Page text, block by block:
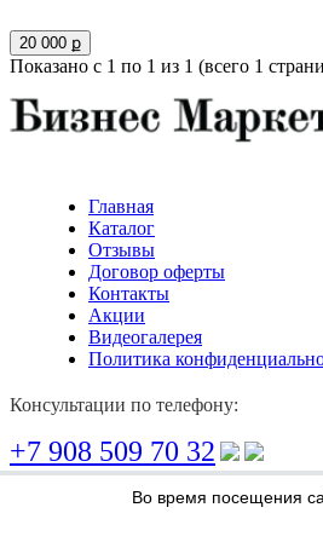
20 000 ք
Показано с 1 по 1 из 1 (всего 1
Главная
Каталог
Отзывы
Договор оферты
Контакты
Акции
Видеогалерея
Политика
Консультации по телефону:
+7 908 509 70 32
Мы в соц сетях:Во время посещения